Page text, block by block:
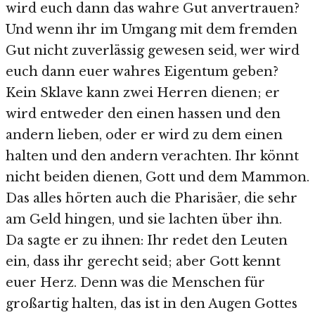
wird euch dann das wahre Gut anvertrauen?
Und wenn ihr im Umgang mit dem fremden
Gut nicht zuverlässig gewesen seid, wer wird
euch dann euer wahres Eigentum geben?
Kein Sklave kann zwei Herren dienen; er
wird entweder den einen hassen und den
andern lieben, oder er wird zu dem einen
halten und den andern verachten. Ihr könnt
nicht beiden dienen, Gott und dem Mammon.
Das alles hörten auch die Pharisäer, die sehr
am Geld hingen, und sie lachten über ihn.
Da sagte er zu ihnen: Ihr redet den Leuten
ein, dass ihr gerecht seid; aber Gott kennt
euer Herz. Denn was die Menschen für
großartig halten, das ist in den Augen Gottes